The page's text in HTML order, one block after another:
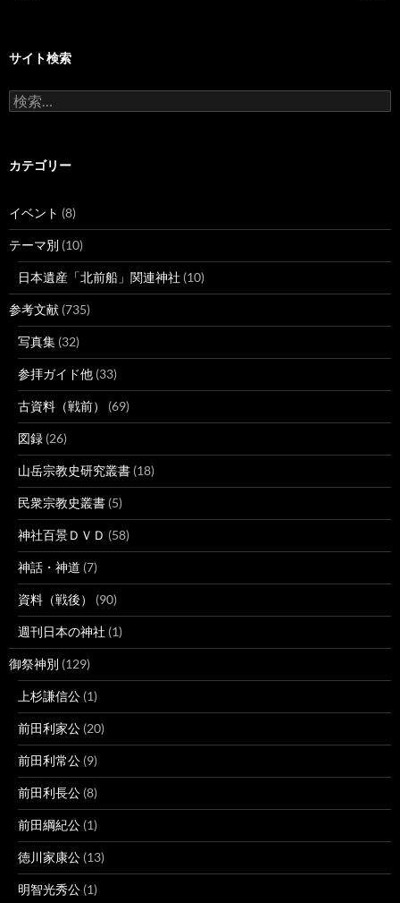
サイト検索
検
索:
カテゴリー
イベント (8)
テーマ別 (10)
日本遺産「北前船」関連神社 (10)
参考文献 (735)
写真集 (32)
参拝ガイド他 (33)
古資料（戦前） (69)
図録 (26)
山岳宗教史研究叢書 (18)
民衆宗教史叢書 (5)
神社百景ＤＶＤ (58)
神話・神道 (7)
資料（戦後） (90)
週刊日本の神社 (1)
御祭神別 (129)
上杉謙信公 (1)
前田利家公 (20)
前田利常公 (9)
前田利長公 (8)
前田綱紀公 (1)
徳川家康公 (13)
明智光秀公 (1)